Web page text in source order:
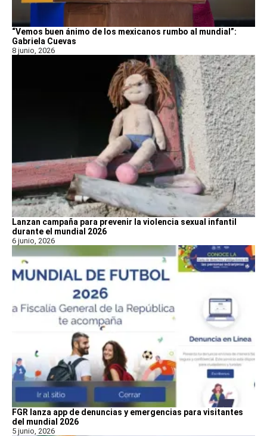
“Vemos buen ánimo de los mexicanos rumbo al mundial”:
Gabriela Cuevas
8 junio, 2026
Lanzan campaña para prevenir la violencia sexual infantil
durante el mundial 2026
6 junio, 2026
FGR lanza app de denuncias y emergencias para visitantes
del mundial 2026
5 junio, 2026